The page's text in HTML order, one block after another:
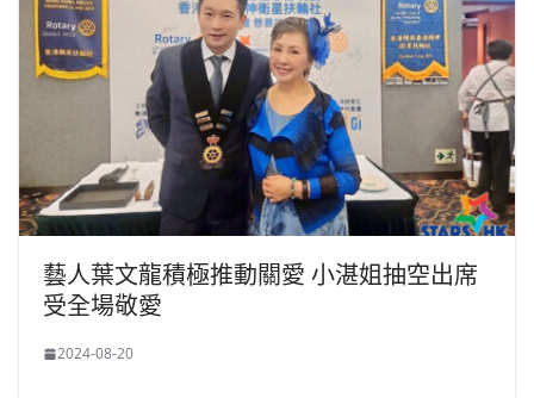
藝人葉文龍積極推動關愛 小湛姐抽空出席
受全場敬愛
2024-08-20